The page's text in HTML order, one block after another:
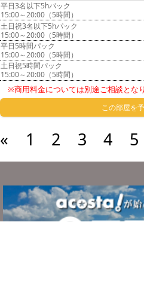
平日3名以下5hパック
15:00～20:00（5時間）
土日祝3名以下5hパック
15:00～20:00（5時間）
平日5時間パック
15:00～20:00（5時間）
土日祝5時間パック
15:00～20:00（5時間）
※商用料金については別途ご相談となり
この部屋を
« 1 2 3 4 5